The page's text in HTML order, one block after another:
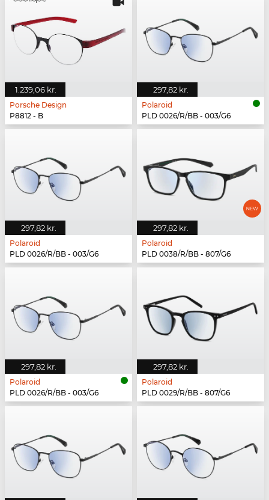
1.239,06 kr.
Porsche Design
P8812 - B
297,82 kr.
Polaroid
PLD 0026/R/BB - 003/G6
297,82 kr.
Polaroid
PLD 0026/R/BB - 003/G6
297,82 kr.
Polaroid
PLD 0038/R/BB - 807/G6
297,82 kr.
Polaroid
PLD 0026/R/BB - 003/G6
297,82 kr.
Polaroid
PLD 0029/R/BB - 807/G6